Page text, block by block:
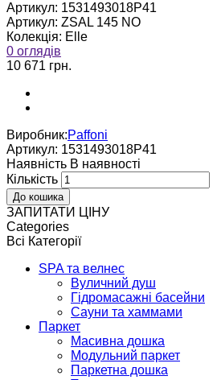
Артикул: 1531493018P41
Артикул: ZSAL 145 NO
Колекція: Elle
0 оглядів
10 671 грн.
Виробник:Paffoni
Артикул: 1531493018P41
Наявнiсть В наявностi
Кількість
ЗАПИТАТИ ЦІНУ
Categories
Всі Категорії
SPA та велнес
Вуличний душ
Гідромасажні басейни
Сауни та хаммами
Паркет
Масивна дошка
Модульний паркет
Паркетна дошка